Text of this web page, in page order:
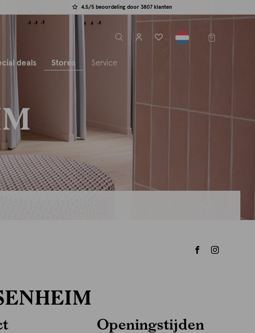
4.5/5 beoordeling door 3807 klanten
label.header.toggle
deals Stores Service
Openingstijden